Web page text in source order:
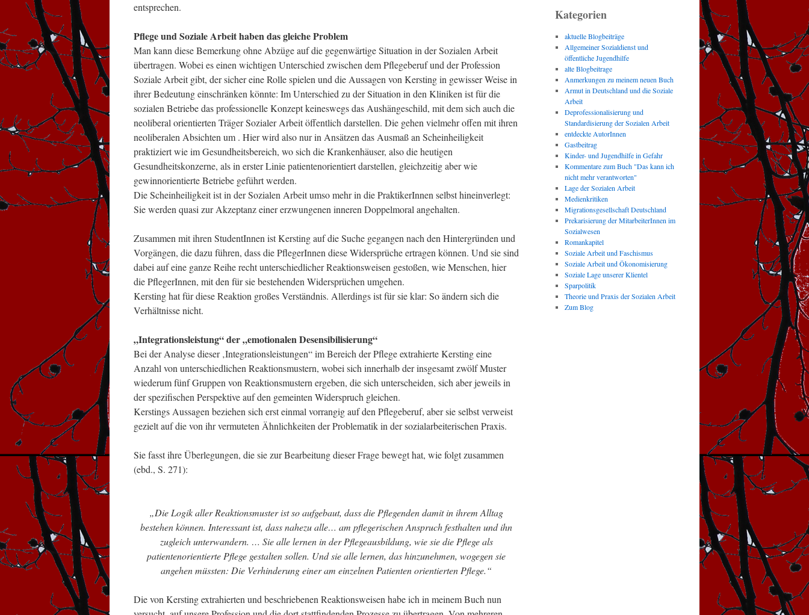
entsprechen.
Pflege und Soziale Arbeit haben das gleiche Problem
Man kann diese Bemerkung ohne Abzüge auf die gegenwärtige Situation in der Sozialen Arbeit
übertragen. Wobei es einen wichtigen Unterschied zwischen dem Pflegeberuf und der Profession
Soziale Arbeit gibt, der sicher eine Rolle spielen und die Aussagen von Kersting in gewisser Weise in
ihrer Bedeutung einschränken könnte: Im Unterschied zu der Situation in den Kliniken ist für die
sozialen Betriebe das professionelle Konzept keineswegs das Aushängeschild, mit dem sich auch die
neoliberal orientierten Träger Sozialer Arbeit öffentlich darstellen. Die gehen vielmehr offen mit ihren
neoliberalen Absichten um . Hier wird also nur in Ansätzen das Ausmaß an Scheinheiligkeit
praktiziert wie im Gesundheitsbereich, wo sich die Krankenhäuser, also die heutigen
Gesundheitskonzerne, als in erster Linie patientenorientiert darstellen, gleichzeitig aber wie
gewinnorientierte Betriebe geführt werden.
Die Scheinheiligkeit ist in der Sozialen Arbeit umso mehr in die PraktikerInnen selbst hineinverlegt:
Sie werden quasi zur Akzeptanz einer erzwungenen inneren Doppelmoral angehalten.
Zusammen mit ihren StudentInnen ist Kersting auf die Suche gegangen nach den Hintergründen und
Vorgängen, die dazu führen, dass die PflegerInnen diese Widersprüche ertragen können. Und sie sind
dabei auf eine ganze Reihe recht unterschiedlicher Reaktionsweisen gestoßen, wie Menschen, hier
die PflegerInnen, mit den für sie bestehenden Widersprüchen umgehen.
Kersting hat für diese Reaktion großes Verständnis. Allerdings ist für sie klar: So ändern sich die
Verhältnisse nicht.
„Integrationsleistung“ der „emotionalen Desensibilisierung“
Bei der Analyse dieser ‚Integrationsleistungen“ im Bereich der Pflege extrahierte Kersting eine
Anzahl von unterschiedlichen Reaktionsmustern, wobei sich innerhalb der insgesamt zwölf Muster
wiederum fünf Gruppen von Reaktionsmustern ergeben, die sich unterscheiden, sich aber jeweils in
der spezifischen Perspektive auf den gemeinten Widerspruch gleichen.
Kerstings Aussagen beziehen sich erst einmal vorrangig auf den Pflegeberuf, aber sie selbst verweist
gezielt auf die von ihr vermuteten Ähnlichkeiten der Problematik in der sozialarbeiterischen Praxis.
Sie fasst ihre Überlegungen, die sie zur Bearbeitung dieser Frage bewegt hat, wie folgt zusammen
(ebd., S. 271):
„Die Logik aller Reaktionsmuster ist so aufgebaut, dass die Pflegenden damit in ihrem Alltag
bestehen können. Interessant ist, dass nahezu alle… am pflegerischen Anspruch festhalten und ihn
zugleich unterwandern. … Sie alle lernen in der Pflegeausbildung, wie sie die Pflege als
patientenorientierte Pflege gestalten sollen. Und sie alle lernen, das hinzunehmen, wogegen sie
angehen müssten: Die Verhinderung einer am einzelnen Patienten orientierten Pflege.“
Die von Kersting extrahierten und beschriebenen Reaktionsweisen habe ich in meinem Buch nun
Kategorien
aktuelle Blogbeiträge
Allgemeiner Sozialdienst und
öffentliche Jugendhilfe
alte Blogbeitrage
Anmerkungen zu meinem neuen Buch
Armut in Deutschland und die Soziale
Arbeit
Deprofessionalisierung und
Standardisierung der Sozialen Arbeit
entdeckte AutorInnen
Gastbeitrag
Kinder- und Jugendhilfe in Gefahr
Kommentare zum Buch "Das kann ich
nicht mehr verantworten"
Lage der Sozialen Arbeit
Medienkritiken
Migrationsgesellschaft Deutschland
Prekarisierung der MitarbeiterInnen im
Sozialwesen
Romankapitel
Soziale Arbeit und Faschismus
Soziale Arbeit und Ökonomisierung
Soziale Lage unserer Klientel
Sparpolitik
Theorie und Praxis der Sozialen Arbeit
Zum Blog